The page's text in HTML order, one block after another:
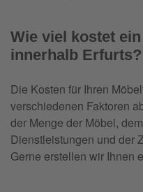
Wie viel kostet
innerhalb Erfurts?
Die Kosten für Ihren
verschiedenen Faktoren
der Menge der Möbel,
Dienstleistungen und der
Gerne erstellen wir Ihnen